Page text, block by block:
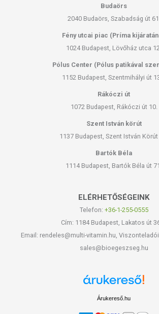
Budaörs
2040 Budaörs, Szabadság út
Fény utcai piac (Príma
1024 Budapest, Lövőház utca
Pólus Center (Pólus patikával
1152 Budapest, Szentmihályi út
Rákóczi út
1072 Budapest, Rákóczi út 10.
Szent István körút
1137 Budapest, Szent István Körút
Bartók Béla
1114 Budapest, Bartók Béla út
ELÉRHETŐSÉGEINK
Telefon: +36-1-255-0555
Cím: 1184 Budapest, Lakatos út
Email: rendeles@multi-vitamin.hu, Viszonteladói
sales@bioegeszseg.hu
Árukereső.hu